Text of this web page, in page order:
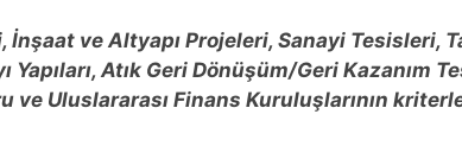
ve Altyapı Projeleri, Sanayi Tesisleri,
Yapıları, Atık Geri Dönüşüm/Geri Kazanım
ve Uluslararası Finans Kuruluşlarının